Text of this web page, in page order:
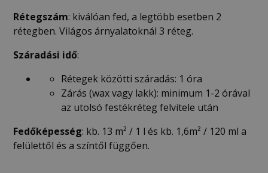
Rétegszám: kiválóan fed, a legtöbb esetben 2
rétegben. Világos árnyalatoknál 3 réteg.
Száradási idő:
Rétegek közötti száradás: 1 óra
Zárás (wax vagy lakk): minimum 1-2 órával
az utolsó festékréteg felvitele után
Fedőképesség: kb. 13 m² / 1 l és kb. 1,6m² / 120 ml a
felülettől és a színtől függően.